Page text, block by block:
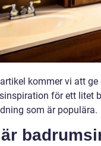
kommer vi att
för ett litet
som är populära.
är